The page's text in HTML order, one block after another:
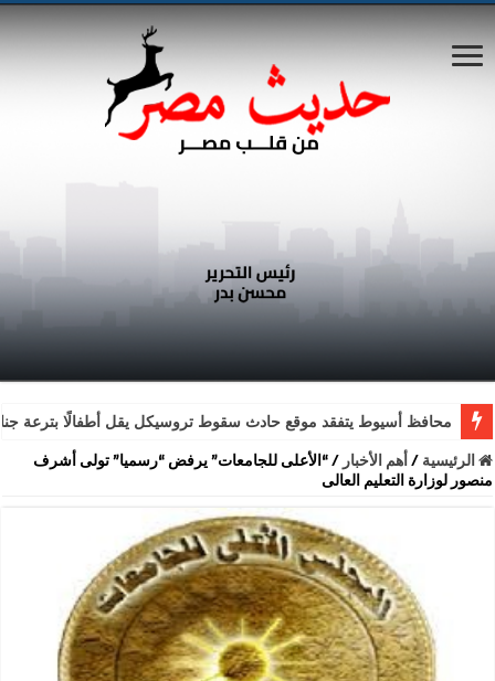
محافظ أسيوط يتفقد موقع حادث سقوط تروسيكل يقل أطفالًا بترعة
الرئيسية /أهم الأخبار /“الأعلى للجامعات” يرفض “رسميا” تولى أشرف
منصور لوزارة التعليم العالى